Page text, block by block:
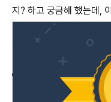
지? 하고 궁금해 했는데,